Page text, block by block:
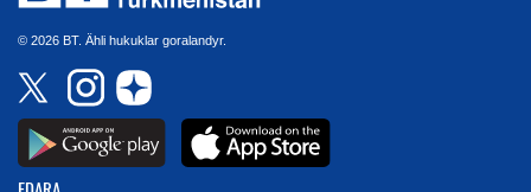
© 2026 BT. Ähli hukuklar goralandyr.